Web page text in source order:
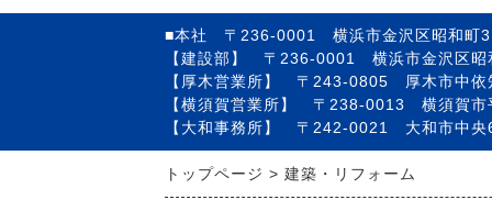
■本社 〒236-0001 横浜市金沢区昭和町
【建設部】 〒236-0001 横浜市金沢区
【厚木営業所】 〒243-0805 厚木市中
【横須賀営業所】 〒238-0013 横須賀
【大和事務所】 〒242-0021 大和市中
トップページ 建築・リフォーム